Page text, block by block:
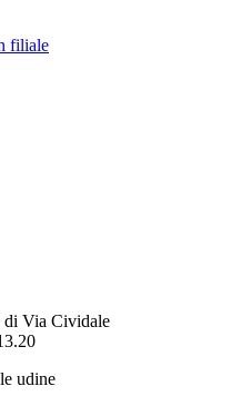
filiale
di Via Cividale